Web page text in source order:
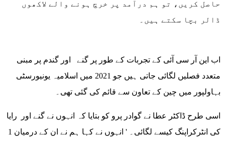
حاصل کریں، تو ہم درآمد پر خرچ ہونے والے لاکھوں
ڈالر بچا سکتے ہیں۔
اب این آر سی آئی کے تجربات کے طور پر گنے اور گندم پر مبنی
متعدد فصلیں لگائی جاتی ہیں جو 2021 میں اسلامیہ یونیورسٹی
بہاولپور میں چین کے تعاون سے قائم کی گئی تھی۔
اسی طرح ڈاکٹر عطا نے گوادر پرو کو بتایا کہ انہوں نے گنے اور رایا
کی انٹرکراپنگ کیسے لگائی۔ ' انہوں نے کہا ہم نے ان کے درمیان 1